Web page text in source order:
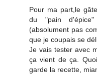
Pour ma part,le
du "pain
(absolument pas
que je coupais se
Je vais tester avec
ça vient de ça.
garde la recette,